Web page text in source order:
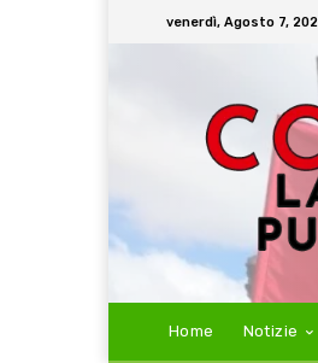
venerdì, Agosto 7,
Home Notizie